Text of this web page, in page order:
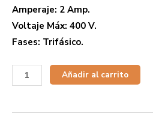
Amperaje: 2 Amp.
Voltaje Máx: 400 V.
Fases: Trifásico.
Añadir al carrito